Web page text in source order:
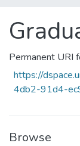
Produção
Library
Periodicals
Permanent URI
https://
4db2-91d4-
Browse